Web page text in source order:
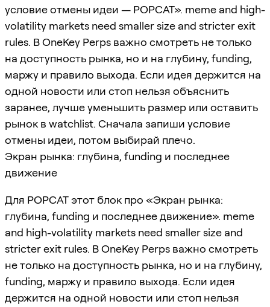
условие отмены идеи — POPCAT». meme and high-
volatility markets need smaller size and stricter exit
rules. В OneKey Perps важно смотреть не только
на доступность рынка, но и на глубину, funding,
маржу и правило выхода. Если идея держится на
одной новости или стоп нельзя объяснить
заранее, лучше уменьшить размер или оставить
рынок в watchlist. Сначала запиши условие
отмены идеи, потом выбирай плечо.
Экран рынка: глубина, funding и последнее
движение
Для POPCAT этот блок про «Экран рынка:
глубина, funding и последнее движение». meme
and high-volatility markets need smaller size and
stricter exit rules. В OneKey Perps важно смотреть
не только на доступность рынка, но и на глубину,
funding, маржу и правило выхода. Если идея
держится на одной новости или стоп нельзя